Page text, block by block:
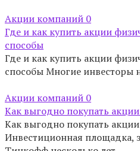
Акции компаний 0
Где и как купить акции
способы
Где и как купить акции
способы Многие инвесторы
Акции компаний 0
Как выгодно покупать
Как выгодно покупать
Инвестиционная площадка,